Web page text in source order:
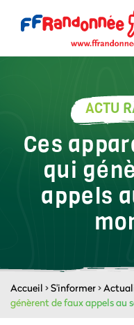
ACTU
Ces
qui
appels
Accueil >S'informer>
génèrent de faux appels au